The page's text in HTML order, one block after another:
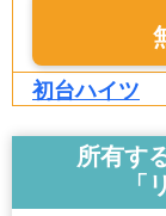
初台ハイツ
初台
（8分）
所有す
「